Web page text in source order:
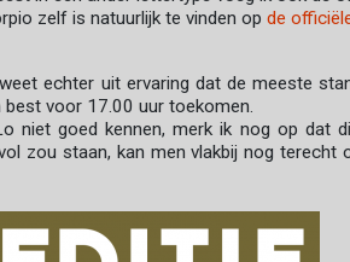
zelf is natuurlijk te vinden op de
echter uit ervaring dat de meeste
best voor 17.00 uur toekomen.
niet goed kennen, merk ik nog op dat
zou staan, kan men vlakbij nog terecht